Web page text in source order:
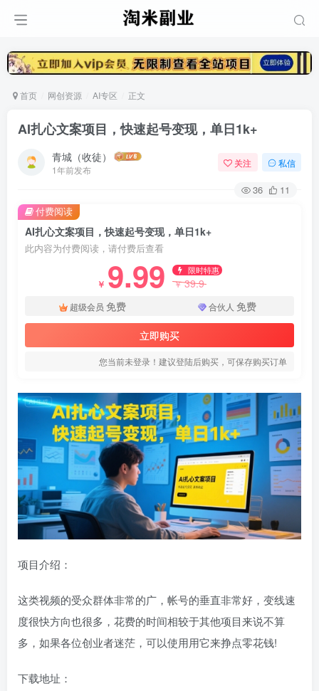
首页 网创资源 AI专区 正文
AI扎心文案项目，快速起号变现，单日1k+
青城（收徒）
1年前发布
关注 私信
36 11
AI扎心文案项目，快速起号变现，单日1k+
此内容为付费阅读，请付费后查看
￥ 9.99 限时特惠
￥39.9
超级会员 免费 合伙人 免费
立即购买
您当前未登录！建议登陆后购买，可保存购买订单
付费阅读
项目介绍：
这类视频的受众群体非常的广，帐号的垂直非常好，变线速
度很快方向也很多，花费的时间相较于其他项目来说不算
多，如果各位创业者迷茫，可以使用用它来挣点零花钱!
下载地址：